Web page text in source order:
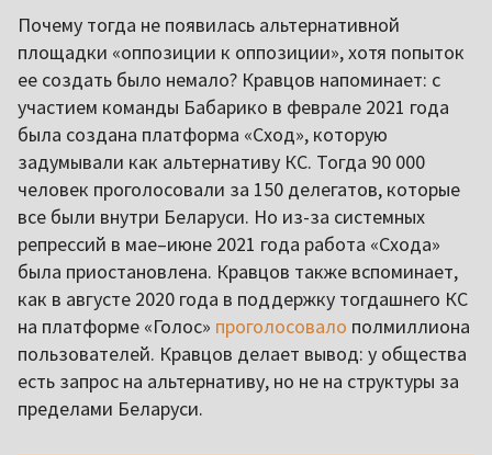
Почему тогда не появилась альтернативной
площадки «оппозиции к оппозиции», хотя попыток
ее создать было немало? Кравцов напоминает: с
участием команды Бабарико в феврале 2021 года
была создана платформа «Сход», которую
задумывали как альтернативу КС. Тогда 90 000
человек проголосовали за 150 делегатов, которые
все были внутри Беларуси. Но из-за системных
репрессий в мае–июне 2021 года работа «Схода»
была приостановлена. Кравцов также вспоминает,
как в августе 2020 года в поддержку тогдашнего КС
на платформе «Голос» проголосовало полмиллиона
пользователей. Кравцов делает вывод: у общества
есть запрос на альтернативу, но не на структуры за
пределами Беларуси.